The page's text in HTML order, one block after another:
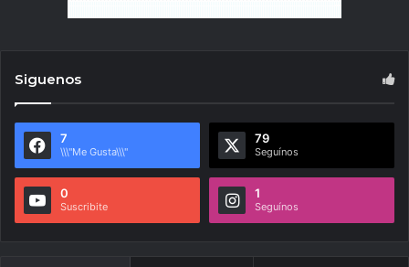
Siguenos
7
\\\"Me Gusta\\\"
79
Seguínos
0
Suscribite
1
Seguínos